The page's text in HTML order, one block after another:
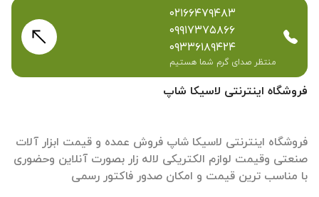
فروشگاه اینترنتی لاسیکا شاپ
فروشگاه اینترنتی لاسیکا شاپ فروش عمده و قیمت ابزار آلات
صنعتی وقیمت لوازم الکتریکی لاله زار بصورت آنلاین وحضوری
با مناسب ترین قیمت و امکان صدور فاکتور رسمی
۰۲۱۶۶۴۷۹۴۸۳
۰۹۹۱۷۳۷۵۸۶۶
۰۹۳۳۶۱۸۹۴۲۴
منتظر صدای گرم شما هستیم